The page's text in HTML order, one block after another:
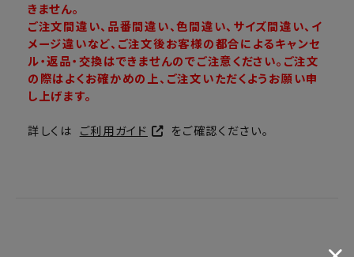
きません。
ご注文間違い、品番間違い、色間違い、サイズ間違い、イ
メージ違いなど、ご注文後お客様の都合によるキャンセ
ル・返品・交換はできませんのでご注意ください。ご注文
の際はよくお確かめの上、ご注文いただくようお願い申
し上げます。
詳しくは ご利用ガイド をご確認ください。